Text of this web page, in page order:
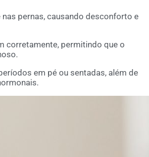
pernas, causando desconforto e
corretamente, permitindo que o
em pé ou sentadas, além de